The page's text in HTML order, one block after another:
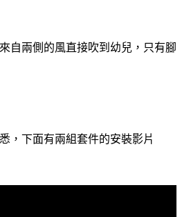
自兩側的風直接吹到幼兒，只有腳
，下面有兩組套件的安裝影片